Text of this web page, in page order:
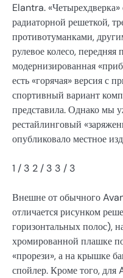
Elantra.
радиаторной решеткой,
противотуманками,
рулевое колесо,
модернизированная
есть «горячая» версия с
спортивный вариант
представила. Однако мы
рестайлинговый
опубликовало местное
1 / 3 2 / 3 3 / 3
Внешне от обычного
отличается рисунком
горизонтальных полос),
хромированной плашке
«прорези», а на крышке
спойлер. Кроме того,